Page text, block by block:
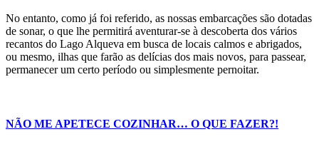
No entanto, como já foi referido, as nossas embarcações são dotadas
de sonar, o que lhe permitirá aventurar-se à descoberta dos vários
recantos do Lago Alqueva em busca de locais calmos e abrigados,
ou mesmo, ilhas que farão as delícias dos mais novos, para passear,
permanecer um certo período ou simplesmente pernoitar.
NÃO ME APETECE COZINHAR… O QUE FAZER?!